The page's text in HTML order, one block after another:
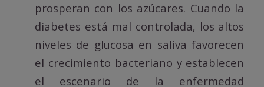
prosperan con los azúcares. Cuando la
diabetes está mal controlada, los altos
niveles de glucosa en saliva favorecen
el crecimiento bacteriano y establecen
el escenario de la enfermedad